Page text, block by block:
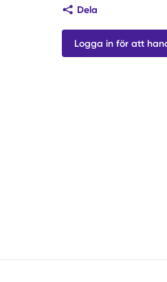
Dela
Logga in för att